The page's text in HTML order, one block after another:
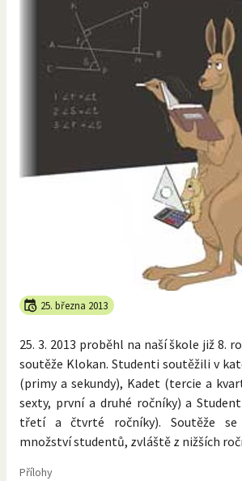
25. března 2013
25. 3. 2013 proběhl na naší škole již 8.
soutěže Klokan. Studenti soutěžili v
(primy a sekundy), Kadet (tercie a
sexty, první a druhé ročníky) a
třetí a čtvrté ročníky). Soutěže se
množství studentů, zvláště z nižších
Přílohy